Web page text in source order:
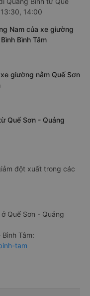
14:00
Nam của xe giường
Bình Tâm
giường nằm Quế Sơn
Quế Sơn - Quảng
đột xuất trong các
Quế Sơn - Quảng
Tâm:
tam